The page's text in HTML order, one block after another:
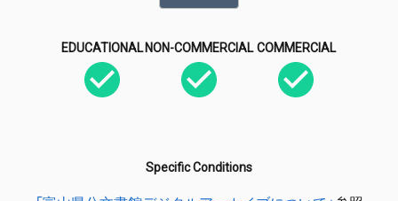
EDUCATIONAL NON-COMMERCIAL COMMERCIAL
Specific Conditions